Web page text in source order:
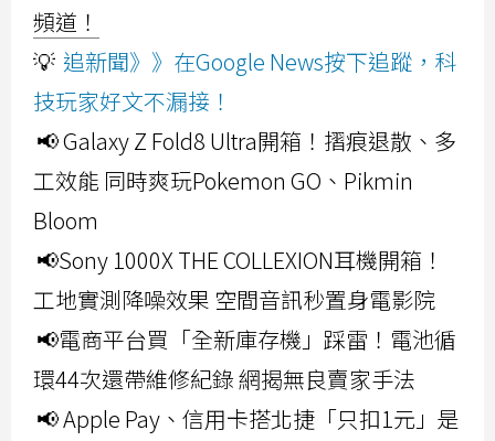
頻道！
💡 追新聞》》在Google News按下追蹤，科
技玩家好文不漏接！
📢 Galaxy Z Fold8 Ultra開箱！摺痕退散、多
工效能 同時爽玩Pokemon GO、Pikmin
Bloom
📢Sony 1000X THE COLLEXION耳機開箱！
工地實測降噪效果 空間音訊秒置身電影院
📢電商平台買「全新庫存機」踩雷！電池循
環44次還帶維修紀錄 網揭無良賣家手法
📢 Apple Pay、信用卡搭北捷「只扣1元」是